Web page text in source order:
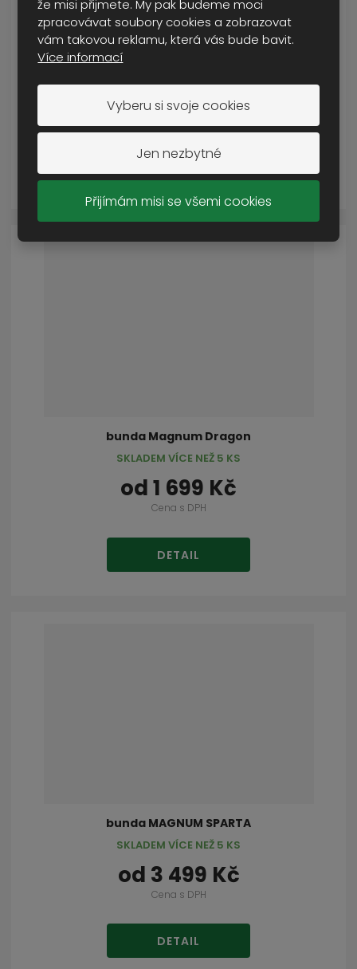
že misi přijmete. My pak budeme moci
zpracovávat soubory cookies a zobrazovat
vám takovou reklamu, která vás bude bavit.
Více informací
Vyberu si svoje cookies
Jen nezbytné
Přijímám misi se všemi cookies
bunda softshell Magnum Olympus desert
od1 070 Kč
bunda Magnum Dragon
od1 699 Kč
Cena s DPH
DETAIL
SKLADEM VÍCE NEŽ 5 KS
bunda MAGNUM SPARTA
od 3 499 Kč
Cena s DPH
DETAIL
SKLADEM VÍCE NEŽ 5 KS